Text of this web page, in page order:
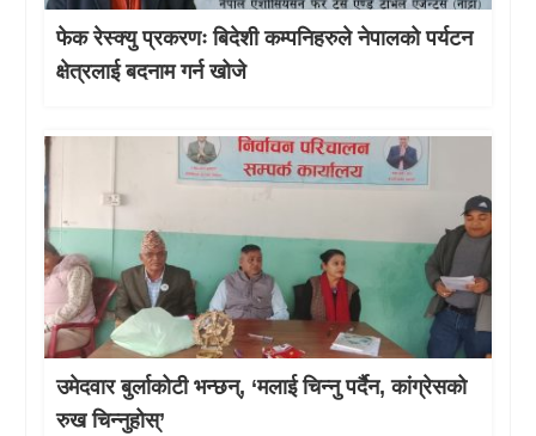
फेक रेस्क्यु प्रकरणः बिदेशी कम्पनिहरुले नेपालको पर्यटन
क्षेत्रलाई बदनाम गर्न खोजे
उमेदवार बुर्लाकोटी भन्छन्, ‘मलाई चिन्नु पर्दैन, कांग्रेसको
रुख चिन्नुहोस्’